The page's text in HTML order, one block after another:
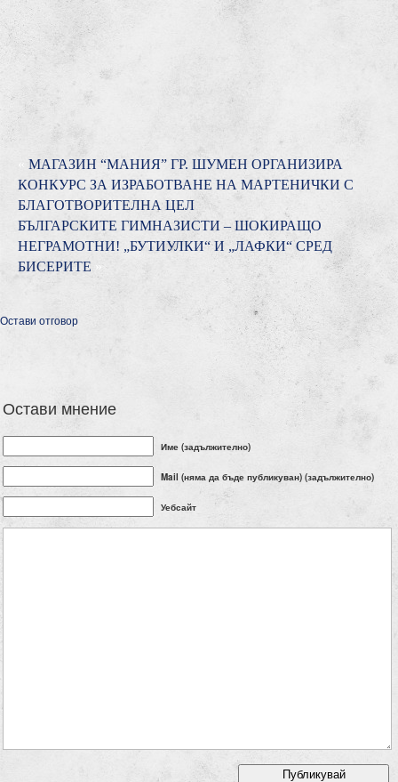
МАГАЗИН “МАНИЯ” ГР. ШУМЕН ОРГАНИЗИРА
КОНКУРС ЗА ИЗРАБОТВАНЕ НА МАРТЕНИЧКИ С
БЛАГОТВОРИТЕЛНА ЦЕЛ
БЪЛГАРСКИТЕ ГИМНАЗИСТИ – ШОКИРАЩО
НЕГРАМОТНИ! „БУТИУЛКИ“ И „ЛАФКИ“ СРЕД
БИСЕРИТЕ »
Остави отговор
Остави мнение
Име (задължително)
Mail (няма да бъде публикуван) (задължително)
Уебсайт